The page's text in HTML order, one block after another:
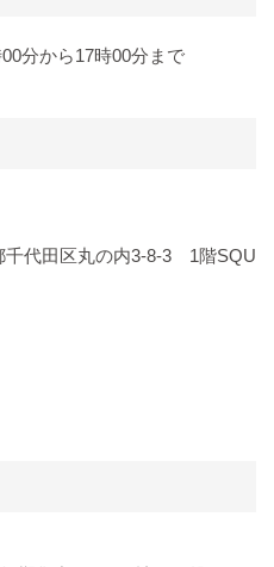
分から17時00分まで
千代田区丸の内3-8-3 1階SQU